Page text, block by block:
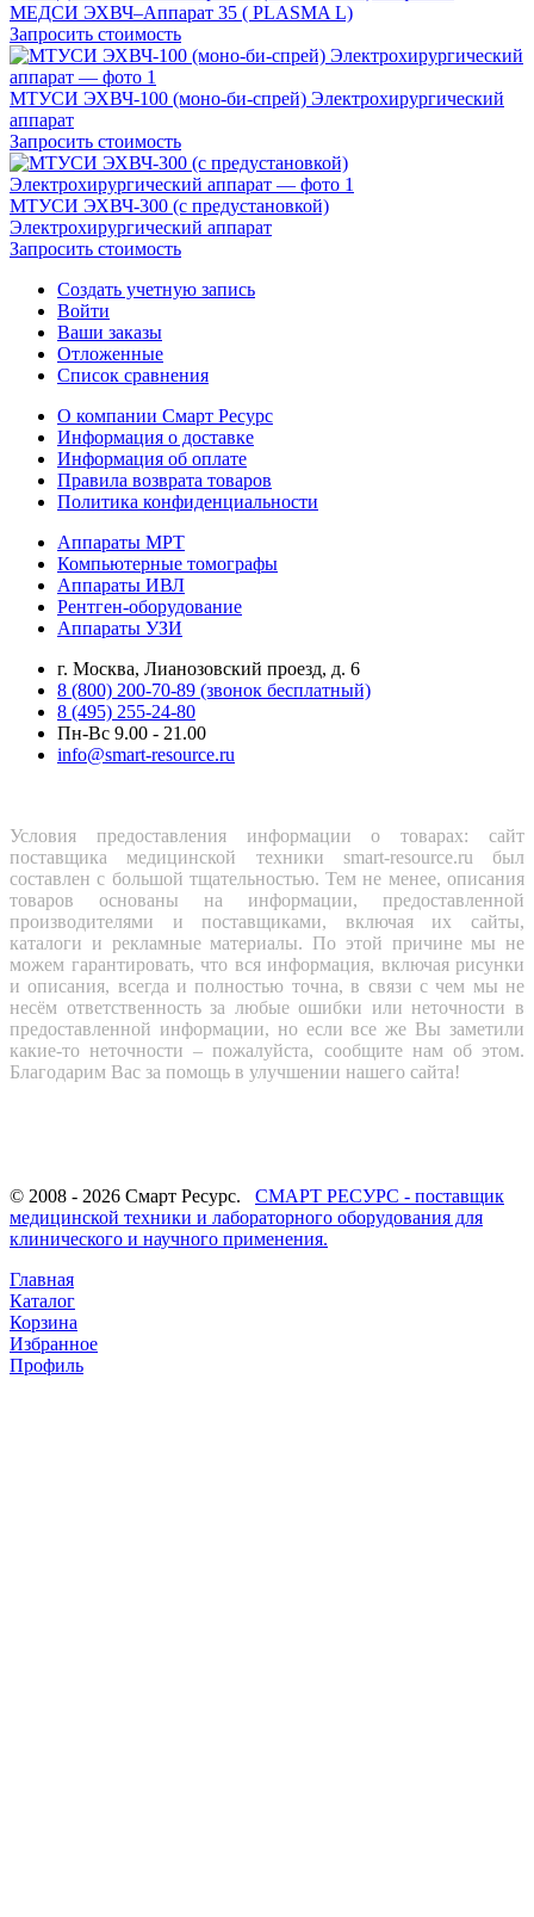
МЕДСИ ЭХВЧ–Аппарат 35 ( PLASMA L)
Запросить стоимость
МТУСИ ЭХВЧ-100 (моно-би-спрей) Электрохирургический
аппарат
Запросить стоимость
МТУСИ ЭХВЧ-300 (с предустановкой)
Электрохирургический аппарат
Запросить стоимость
Создать учетную запись
Войти
Ваши заказы
Отложенные
Список сравнения
О компании Смарт Ресурс
Информация о доставке
Информация об оплате
Правила возврата товаров
Политика конфиденциальности
Аппараты МРТ
Компьютерные томографы
Аппараты ИВЛ
Рентген-оборудование
Аппараты УЗИ
г. Москва, Лианозовский проезд, д. 6
8 (800) 200-70-89 (звонок бесплатный)
8 (495) 255-24-80
Пн-Вс 9.00 - 21.00
info@smart-resource.ru
Условия предоставления информации о товарах: сайт
поставщика медицинской техники smart-resource.ru был
составлен с большой тщательностью. Тем не менее, описания
товаров основаны на информации, предоставленной
производителями и поставщиками, включая их сайты,
каталоги и рекламные материалы. По этой причине мы не
можем гарантировать, что вся информация, включая рисунки
и описания, всегда и полностью точна, в связи с чем мы не
несём ответственность за любые ошибки или неточности в
предоставленной информации, но если все же Вы заметили
какие-то неточности – пожалуйста, сообщите нам об этом.
Благодарим Вас за помощь в улучшении нашего сайта!
© 2008 - 2026 Смарт Ресурс. СМАРТ РЕСУРС - поставщик
медицинской техники и лабораторного оборудования для
клинического и научного применения.
Главная
Каталог
Корзина
Избранное
Профиль